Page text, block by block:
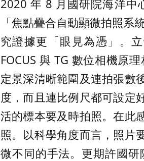
2020 年 8 月國研院海洋中
「焦點疊合自動顯微拍照系
究證據更「眼見為憑」。
FOCUS 與 TG 數位相機原
定景深清晰範圍及連拍張數
度，而且連比例尺都可設定
活的標本要及時拍照。在此
照。以科學角度而言，照片
微不同的手法。更期許國